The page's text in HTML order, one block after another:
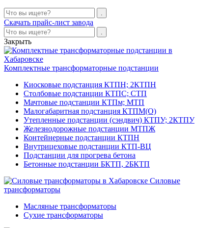
Скачать прайс-лист завода
Закрыть
Комплектные трансформаторные подстанции
Киосковые подстанция КТПН; 2КТПН
Столбовые подстанции КТПС; СТП
Мачтовые подстанции КТПм; МТП
Малогабаритная подстанция КТПМ(О)
Утепленные подстанции (сэндвич) КТПУ; 2КТПУ
Железнодорожные подстанции МТПЖ
Контейнерные подстанции КТПН
Внутрицеховые подстанции КТП-ВЦ
Подстанции для прогрева бетона
Бетонные подстанции БКТП, 2БКТП
Силовые
трансформаторы
Масляные трансформаторы
Сухие трансформаторы